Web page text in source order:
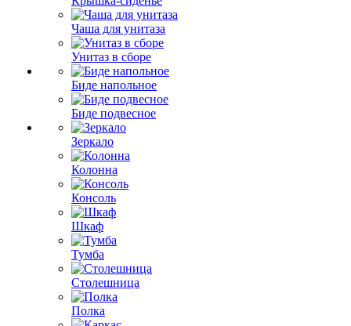
Чаша для унитаза
Унитаз в сборе
Биде напольное
Биде подвесное
Зеркало
Колонна
Консоль
Шкаф
Тумба
Столешница
Полка